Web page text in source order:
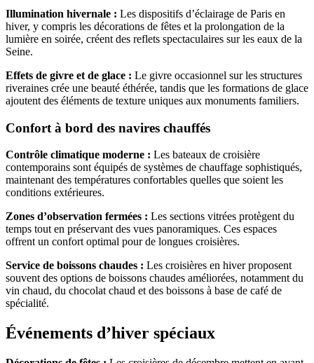
Illumination hivernale : Les dispositifs d’éclairage de Paris en
hiver, y compris les décorations de fêtes et la prolongation de la
lumière en soirée, créent des reflets spectaculaires sur les eaux de la
Seine.
Effets de givre et de glace : Le givre occasionnel sur les structures
riveraines crée une beauté éthérée, tandis que les formations de glace
ajoutent des éléments de texture uniques aux monuments familiers.
Confort à bord des navires chauffés
Contrôle climatique moderne : Les bateaux de croisière
contemporains sont équipés de systèmes de chauffage sophistiqués,
maintenant des températures confortables quelles que soient les
conditions extérieures.
Zones d’observation fermées : Les sections vitrées protègent du
temps tout en préservant des vues panoramiques. Ces espaces
offrent un confort optimal pour de longues croisières.
Service de boissons chaudes : Les croisières en hiver proposent
souvent des options de boissons chaudes améliorées, notamment du
vin chaud, du chocolat chaud et des boissons à base de café de
spécialité.
Événements d’hiver spéciaux